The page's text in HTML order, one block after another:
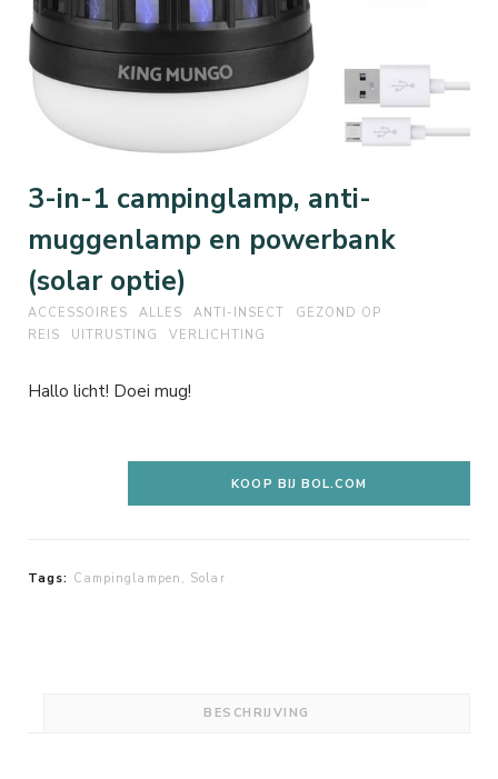
3-in-1 campinglamp, anti-
muggenlamp en powerbank
(solar optie)
ACCESSOIRES ALLES ANTI-INSECT
GEZOND OP
REIS
UITRUSTING VERLICHTING
Hallo licht! Doei mug!
KOOP BIJ BOL.COM
Tags: Campinglampen , Solar
BESCHRIJVING